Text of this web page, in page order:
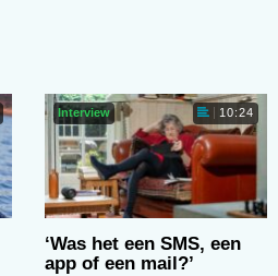
Interview 10:24
‘Was het een SMS, een
app of een mail?’